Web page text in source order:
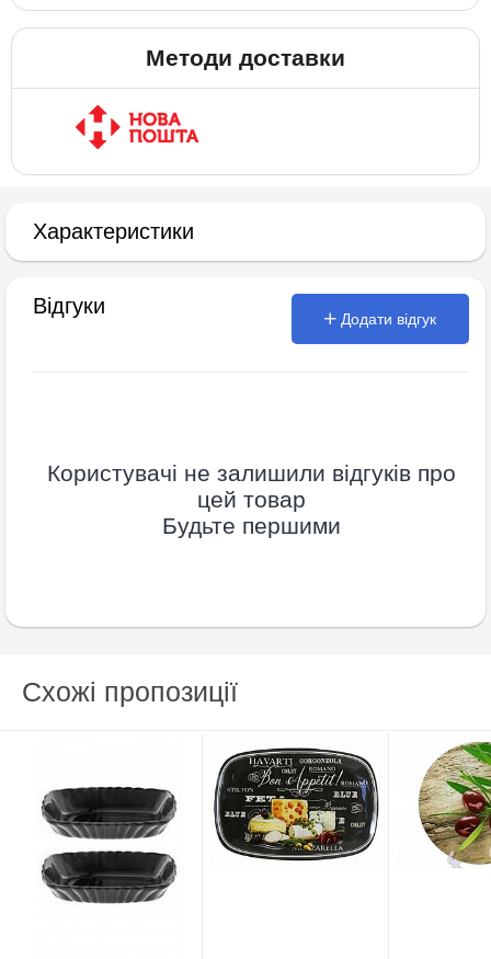
Методи доставки
Характеристики
Відгуки
Додати відгук
Користувачі не залишили відгуків про
цей товар
Будьте першими
Схожі пропозиції